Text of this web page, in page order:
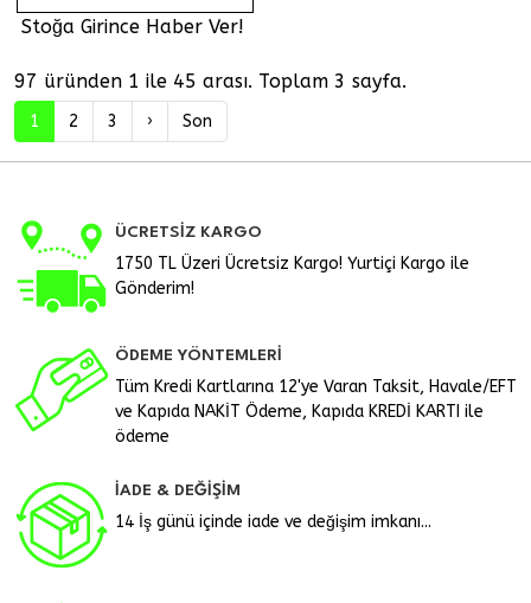
Stoğa Girince Haber Ver!
97 üründen 1 ile 45 arası. Toplam 3 sayfa.
1 2 3 › Son
ÜCRETSİZ KARGO
1750 TL Üzeri Ücretsiz Kargo! Yurtiçi Kargo ile
Gönderim!
ÖDEME YÖNTEMLERİ
Tüm Kredi Kartlarına 12'ye Varan Taksit, Havale/EFT
ve Kapıda NAKİT Ödeme, Kapıda KREDİ KARTI ile
ödeme
İADE & DEĞİŞİM
14 İş günü içinde iade ve değişim imkanı...